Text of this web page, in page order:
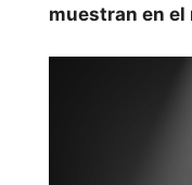
muestran en